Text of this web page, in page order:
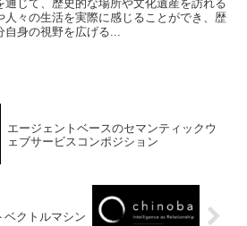
通じて、歴史的な場所や文化遺産を訪れる
人々の生活を実際に感じることができ、歴
自身の視野を広げる...
エージェントベースのセマンティックウ
ェブサービスコンポジション
クトルマシン